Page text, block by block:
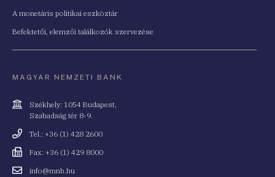
A monetáris politikai eszköztár
Befektetői, elemzői találkozók szervezése
MAGYAR NEMZETI BANK
Cím
Székhely: 1054 Budapest,
Szabadság tér 8-9.
Telefonszám
Tel.: +36 (1) 428 2600
Fax
Fax: +36 (1) 429 8000
Emailinfo@mnb.hu